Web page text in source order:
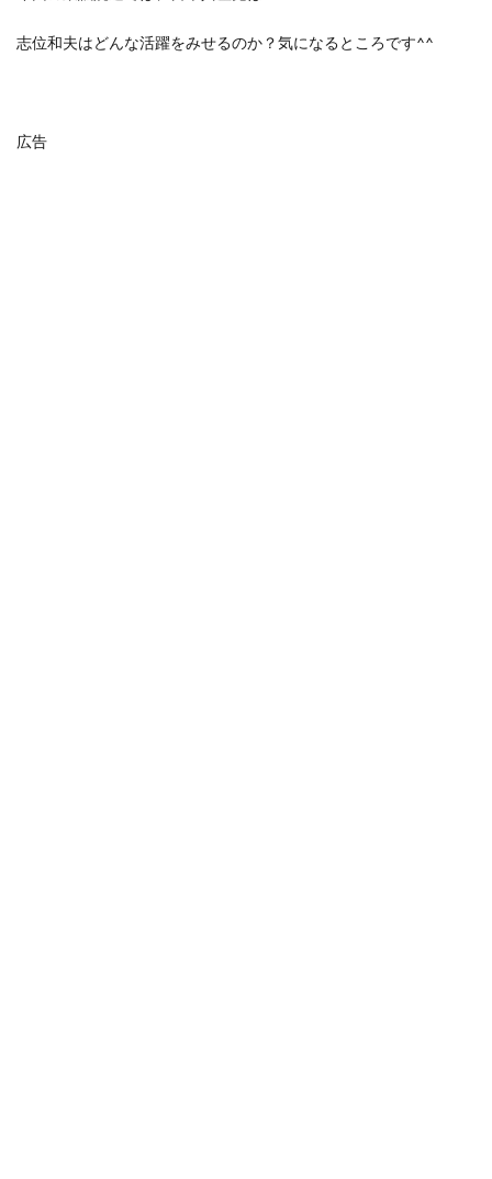
志位和夫はどんな活躍をみせるのか？気になるところです^^
広告